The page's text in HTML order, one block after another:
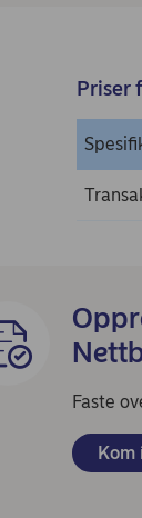
Priser
Faste
Kom